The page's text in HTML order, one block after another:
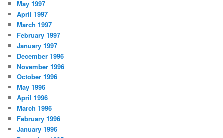
May 1997
April 1997
March 1997
February 1997
January 1997
December 1996
November 1996
October 1996
May 1996
April 1996
March 1996
February 1996
January 1996